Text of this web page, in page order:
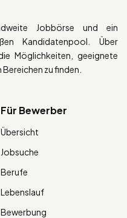
Jobbörse und ein
Kandidatenpool. Über
Möglichkeiten, geeignete
zu finden.
Für Bewerber
Übersicht
Jobsuche
Berufe
Lebenslauf
Bewerbung